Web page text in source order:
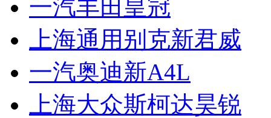
一汽丰田皇冠
上海通用别克新君威
一汽奥迪新A4L
上海大众斯柯达昊锐